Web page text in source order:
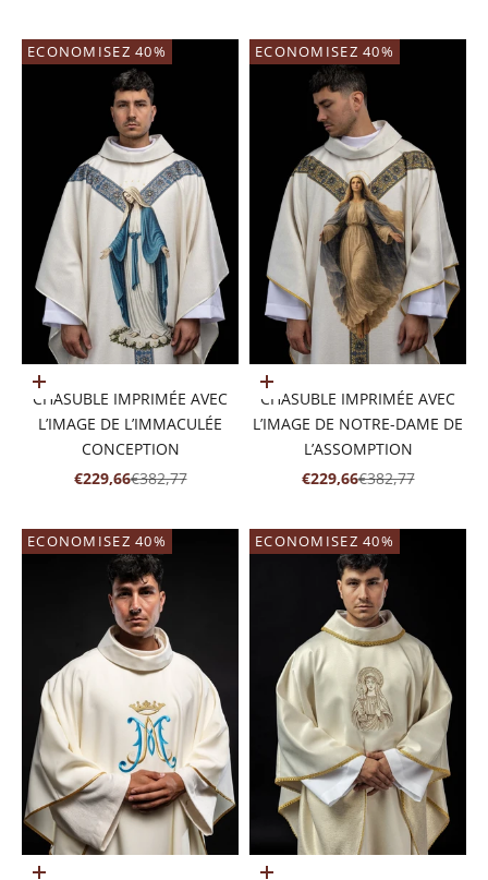
ECONOMISEZ 40%
Ajouter au panier
CHASUBLE IMPRIMÉE AVEC
L’IMAGE DE L’IMMACULÉE
CONCEPTION
PRIX DE VENTE
€229,66PRIX NORMAL
€382,77
ECONOMISEZ 40%
Ajouter au panier
CHASUBLE IMPRIMÉE AVEC
L’IMAGE DE NOTRE-DAME DE
L’ASSOMPTION
PRIX DE VENTE
€229,66PRIX NORMAL
€382,77
ECONOMISEZ 40% ECONOMISEZ 40%